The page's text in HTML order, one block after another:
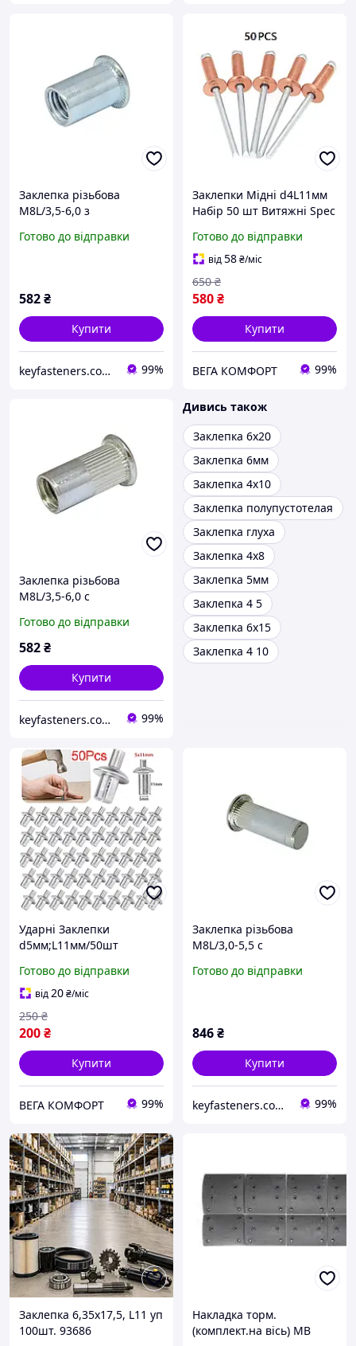
Заклепка різьбова
М8L/3,5-6,0 з
D11 (150шт/уп)
Готово до відправки
582₴
Купити
keyfasteners.com.ua 99%
Заклепки Мідні d4L11мм
Набір 50 шт Витяжні Spec
Готово до відправки
від58₴/міс
580₴
650 ₴
Купити
ВЕГА КОМФОРТ 99%
Заклепка різьбова
М8L/3,5-6,0 c
рифлена D11 (150шт/уп)
Готово до відправки
582₴
Купити
keyfasteners.com.ua 99%
Дивись також
Заклепка 6х20
Заклепка 6мм
Заклепка 4х10
Заклепка полупустотелая
Заклепка глуха
Заклепка 4х8
Заклепка 5мм
Заклепка 4 5
Заклепка 6х15
Заклепка 4 10
Ударні Заклепки
d5мм;L11мм/50шт
(URZ-5x11-AL)
Готово до відправки
від20₴/міс
200₴
250 ₴
Купити
ВЕГА КОМФОРТ 99%
Заклепка різьбова
М8L/3,0-5,5 c
закрита рифлена D11
Готово до відправки
846₴
Купити
keyfasteners.com.ua 99%
Заклепка 6,35x17,5, L11 уп
100шт. 93686
Накладка торм.
(комплект.на вісь) МВ